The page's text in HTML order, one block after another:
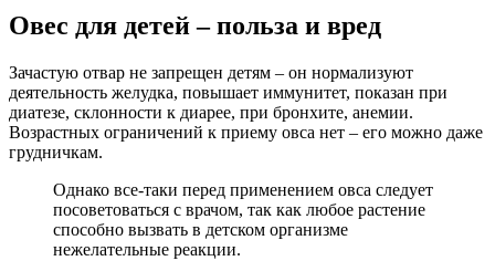
Овес для детей – польза и вред
Зачастую отвар не запрещен детям – он нормализуют
деятельность желудка, повышает иммунитет, показан при
диатезе, склонности к диарее, при бронхите, анемии.
Возрастных ограничений к приему овса нет – его можно даже
грудничкам.
Однако все-таки перед применением овса следует
посоветоваться с врачом, так как любое растение
способно вызвать в детском организме
нежелательные реакции.